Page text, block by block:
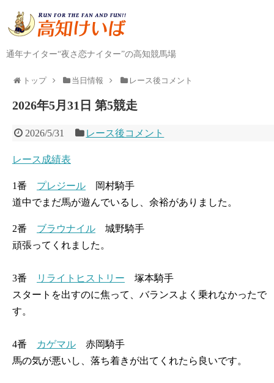
通年ナイター“夜さ恋ナイター”の高知競馬場
トップ 当日情報 レース後コメント
2026年5月31日 第5競走
2026/5/31 レース後コメント
レース成績表
1番 プレジール 岡村騎手
道中でまだ馬が遊んでいるし、余裕がありました。
2番 ブラウナイル 城野騎手
頑張ってくれました。
3番 リライトヒストリー 塚本騎手
スタートを出すのに焦って、バランスよく乗れなかったで
す。
4番 カゲマル 赤岡騎手
馬の気が悪いし、落ち着きが出てくれたら良いです。